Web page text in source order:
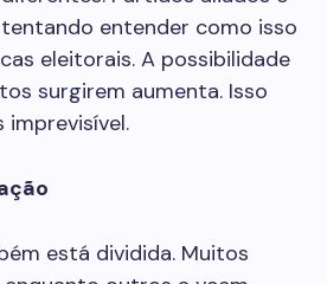
entender como isso
eleitorais. A possibilidade
surgirem aumenta. Isso
está dividida. Muitos